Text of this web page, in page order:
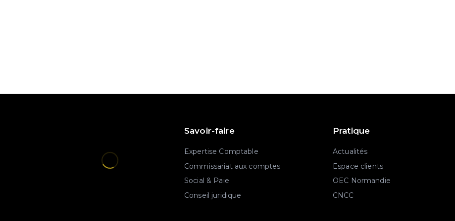
Savoir-faire
Expertise Comptable
Commissariat aux comptes
Social & Paie
Conseil juridique
Pratique
Actualités
Espace clients
OEC Normandie
CNCC